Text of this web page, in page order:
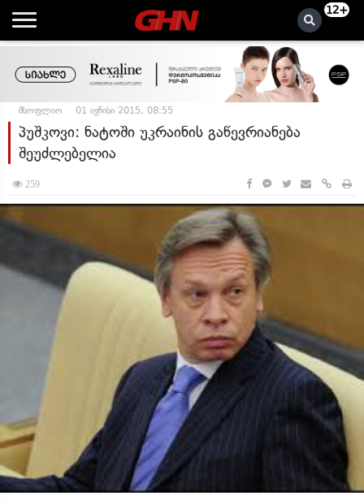
12+
მსოფლიო 01 ივნისი 2015, 08:55
პუშკოვი: ნატოში უკრაინის გაწევრიანება
შეუძლებელია
259